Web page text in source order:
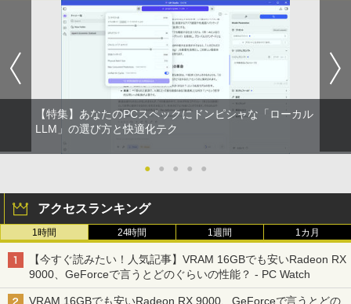
【特集】あなたのPCスペックにドンピシャな「ローカル
LLM」の選び方と快適化テク
● ● ● ● ●
アクセスランキング
1時間 24時間 1週間 1カ月
【今すぐ読みたい！人気記事】VRAM 16GBでも安いRadeon RX
9000、GeForceで言うとどのぐらいの性能？ - PC Watch
VRAM 16GBでも安いRadeon RX 9000、GeForceで言うとどの